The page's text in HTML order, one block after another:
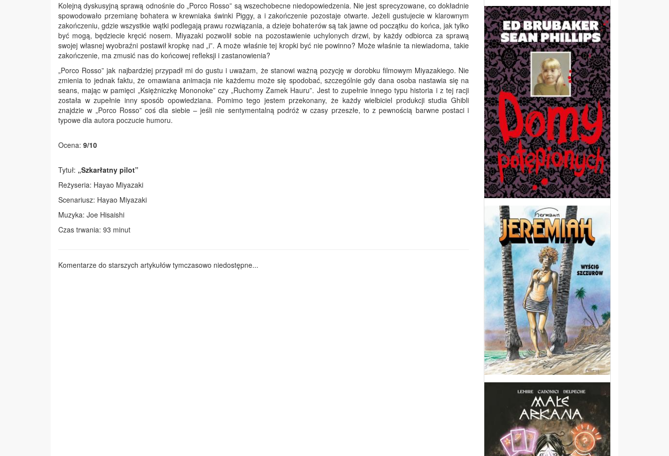
Kolejną dyskusyjną sprawą odnośnie do „Porco Rosso” są wszechobecne niedopowiedzenia. Nie jest sprecyzowane, co dokładnie
spowodowało przemianę bohatera w krewniaka świnki Piggy, a i zakończenie pozostaje otwarte. Jeżeli gustujecie w klarownym
zakończeniu, gdzie wszystkie wątki podlegają prawu rozwiązania, a dzieje bohaterów są tak jawne od początku do końca, jak tylko
być mogą, będziecie kręcić nosem. Miyazaki pozwolił sobie na pozostawienie uchylonych drzwi, by każdy odbiorca za sprawą
swojej własnej wyobraźni postawił kropkę nad „i”. A może właśnie tej kropki być nie powinno? Może właśnie ta niewiadoma, takie
zakończenie, ma zmusić nas do końcowej refleksji i zastanowienia?
„Porco Rosso” jak najbardziej przypadł mi do gustu i uważam, że stanowi ważną pozycję w dorobku filmowym Miyazakiego. Nie
zmienia to jednak faktu, że omawiana animacja nie każdemu może się spodobać, szczególnie gdy dana osoba nastawia się na
seans, mając w pamięci „Księżniczkę Mononoke” czy „Ruchomy Zamek Hauru”. Jest to zupełnie innego typu historia i z tej racji
została w zupełnie inny sposób opowiedziana. Pomimo tego jestem przekonany, że każdy wielbiciel produkcji studia Ghibli
znajdzie w „Porco Rosso” coś dla siebie – jeśli nie sentymentalną podróż w czasy przeszłe, to z pewnością barwne postaci i
typowe dla autora poczucie humoru.
Ocena: 9/10
Tytuł: „Szkarłatny pilot”
Reżyseria: Hayao Miyazaki
Scenariusz: Hayao Miyazaki
Muzyka: Joe Hisaishi
Czas trwania: 93 minut
Komentarze do starszych artykułów tymczasowo niedostępne...